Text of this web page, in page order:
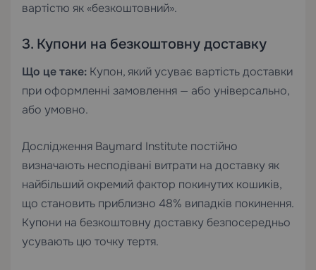
вартістю як «безкоштовний».
3. Купони на безкоштовну доставку
Що це таке: Купон, який усуває вартість доставки
при оформленні замовлення — або універсально,
або умовно.
Дослідження Baymard Institute постійно
визначають несподівані витрати на доставку як
найбільший окремий фактор покинутих кошиків,
що становить приблизно 48% випадків покинення.
Купони на безкоштовну доставку безпосередньо
усувають цю точку тертя.